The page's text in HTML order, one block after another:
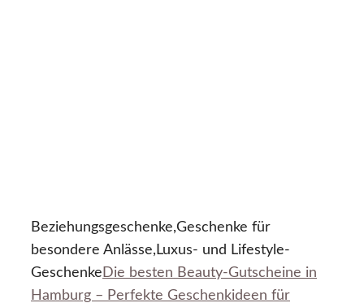
Beziehungsgeschenke,Geschenke für
besondere Anlässe,Luxus- und Lifestyle-
Geschenke Die besten Beauty-Gutscheine in
Hamburg – Perfekte Geschenkideen für